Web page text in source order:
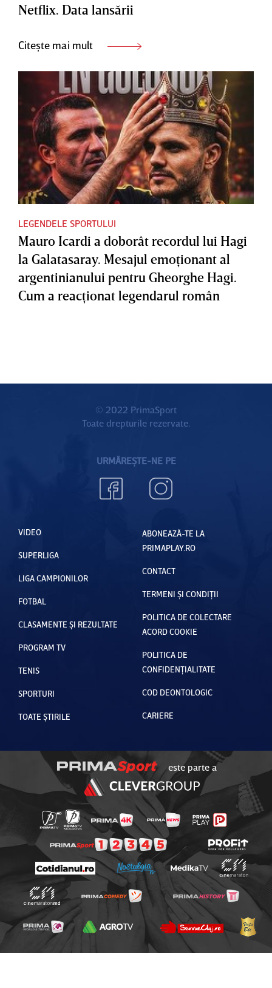
Netflix. Data lansării
Citește mai mult
LEGENDELE SPORTULUI
Mauro Icardi a doborât recordul lui Hagi
la Galatasaray. Mesajul emoţionant al
argentinianului pentru Gheorghe Hagi.
Cum a reacţionat legendarul român
© 2022 PrimaSport
Toate drepturile rezervate.
URMĂREȘTE-NE PE
VIDEO
SUPERLIGA
LIGA CAMPIONILOR
FOTBAL
CLASAMENTE ȘI REZULTATE
PROGRAM TV
TENIS
SPORTURI
TOATE ȘTIRILE
ABONEAZĂ-TE LA
PRIMAPLAY.RO
CONTACT
TERMENI ȘI CONDIȚII
POLITICA DE COLECTARE
ACORD COOKIE
POLITICA DE
CONFIDENȚIALITATE
COD DEONTOLOGIC
CARIERE
este parte a